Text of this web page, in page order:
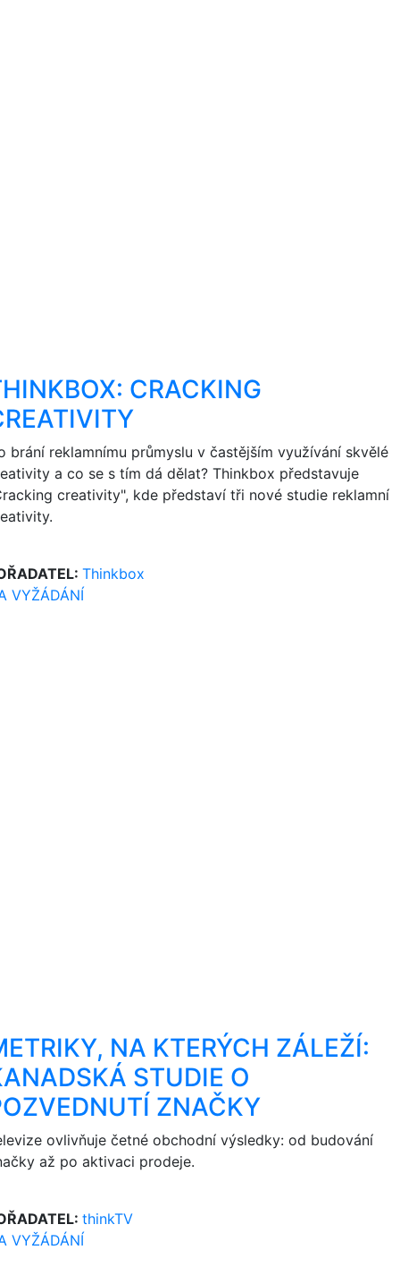
CRACKING
brání reklamnímu průmyslu v častějším využívání skvělé
a co se s tím dá dělat? Thinkbox představuje
creativity", kde představí tři nové studie reklamní
Thinkbox
VYŽÁDÁNÍ
NA KTERÝCH ZÁLEŽÍ:
STUDIE O
ZNAČKY
ovlivňuje četné obchodní výsledky: od budování
až po aktivaci prodeje.
thinkTV
VYŽÁDÁNÍ